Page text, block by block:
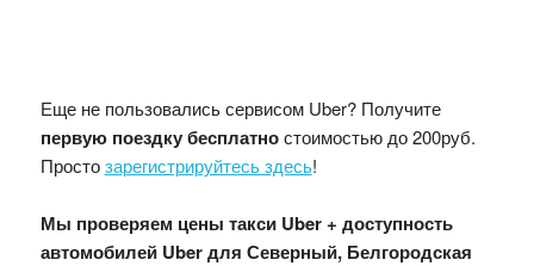
Еще не пользовались сервисом Uber? Получите
первую поездку бесплатностоимостью до 200руб.
Простозарегистрируйтесь здесь!
Мы проверяем цены такси Uber + доступность
автомобилей Uber для Северный, Белгородская